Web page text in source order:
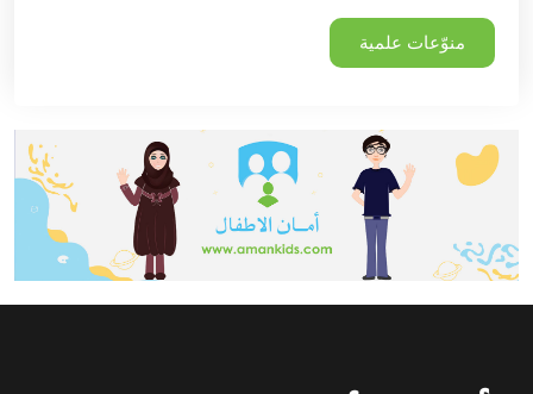
منوّعات علمية